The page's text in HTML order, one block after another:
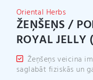
Oriental Herbs
ŽEŅŠEŅS /
ROYAL JELLY
Žeņšeņs veicina
saglabāt fiziskās un